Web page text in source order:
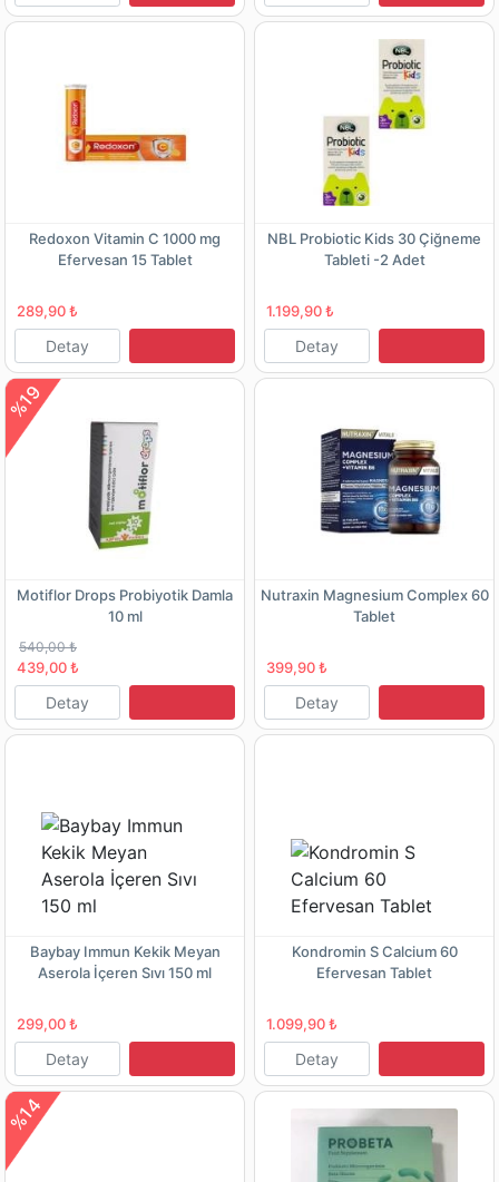
Redoxon Vitamin C 1000 mg
Efervesan 15 Tablet
289,90 ₺
Detay
NBL Probiotic Kids 30 Çiğneme
Tableti -2 Adet
1.199,90 ₺
Detay
%19
Motiflor Drops Probiyotik Damla
10 ml
540,00 ₺
439,00 ₺
Detay
Nutraxin Magnesium Complex 60
Tablet
399,90 ₺
Detay
Baybay Immun Kekik Meyan
Aserola İçeren Sıvı 150 ml
299,00 ₺
Detay
Kondromin S Calcium 60
Efervesan Tablet
1.099,90 ₺
Detay
%14